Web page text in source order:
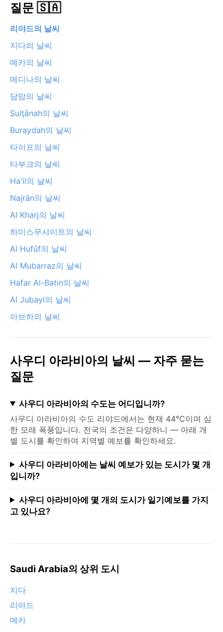
질문 🇸🇦
리야드의 날씨
지다의 날씨
메카의 날씨
메디나의 날씨
담맘의 날씨
Sulţānah의 날씨
Buraydah의 날씨
타이프의 날씨
타부크의 날씨
Ha'il의 날씨
Najrān의 날씨
Al Kharj의 날씨
하미스무샤이트의 날씨
Al Hufūf의 날씨
Al Mubarraz의 날씨
Hafar Al-Batin의 날씨
Al Jubayl의 날씨
아브하의 날씨
사우디 아라비아의 날씨 — 자주 묻는
질문
사우디 아라비아의 수도는 어디입니까?
사우디 아라비아의 수도 리야드에서는 현재 44°C이며 심
한 모래 폭풍입니다. 전국의 조건은 다양하니 — 아래 개
별 도시를 확인하여 지역별 예보를 확인하세요.
사우디 아라비아에는 날씨 예보가 있는 도시가 몇 개
입니까?
사우디 아라비아에 몇 개의 도시가 일기예보를 가지
고 있나요?
Saudi Arabia의 상위 도시
지다
리야드
메카